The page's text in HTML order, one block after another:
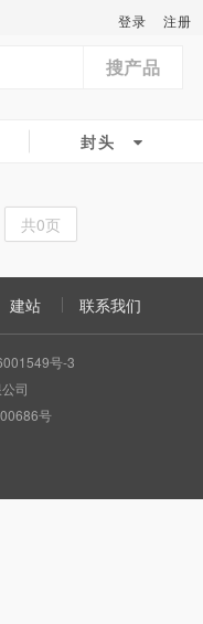
登录 注册
搜产品
封头
共0页
建站 联系我们
号-3
司
号